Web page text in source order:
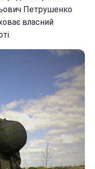
Петрушенко
власний